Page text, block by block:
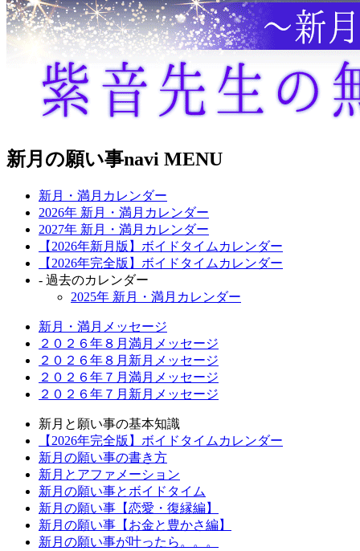
新月の願い事navi MENU
新月・満月カレンダー
2026年 新月・満月カレンダー
2027年 新月・満月カレンダー
【2026年新月版】ボイドタイムカレンダー
【2026年完全版】ボイドタイムカレンダー
- 過去のカレンダー
2025年 新月・満月カレンダー
新月・満月メッセージ
２０２６年８月満月メッセージ
２０２６年８月新月メッセージ
２０２６年７月満月メッセージ
２０２６年７月新月メッセージ
新月と願い事の基本知識
【2026年完全版】ボイドタイムカレンダー
新月の願い事の書き方
新月とアファメーション
新月の願い事とボイドタイム
新月の願い事【恋愛・復縁編】
新月の願い事【お金と豊かさ編】
新月の願い事が叶ったら。。。